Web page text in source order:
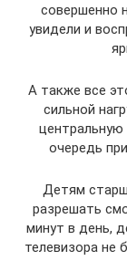
совершенно
увидели и
А также все
сильной
очередь
Детям
разрешать
минут в день,
телевизора не